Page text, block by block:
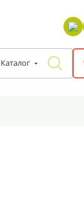
Каталог